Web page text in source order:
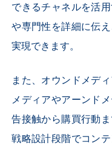
できるチャネルを活
や専門性を詳細に伝
実現できます。
また、オウンドメデ
メディアやアーンド
告接触から購買行動
戦略設計段階でコン